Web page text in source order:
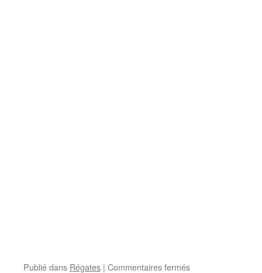
Publié dans Régates | Commentaires ferméssur